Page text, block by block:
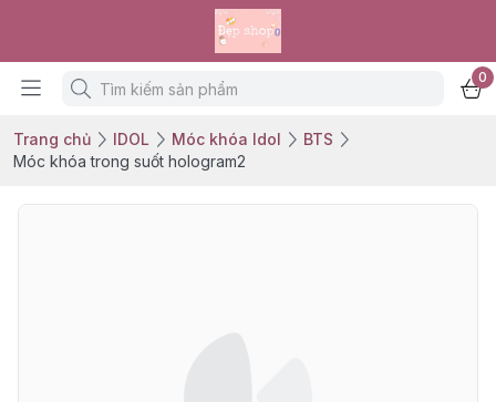
0
Trang chủ IDOL Móc khóa Idol
BTS
Móc khóa trong suốt hologram2